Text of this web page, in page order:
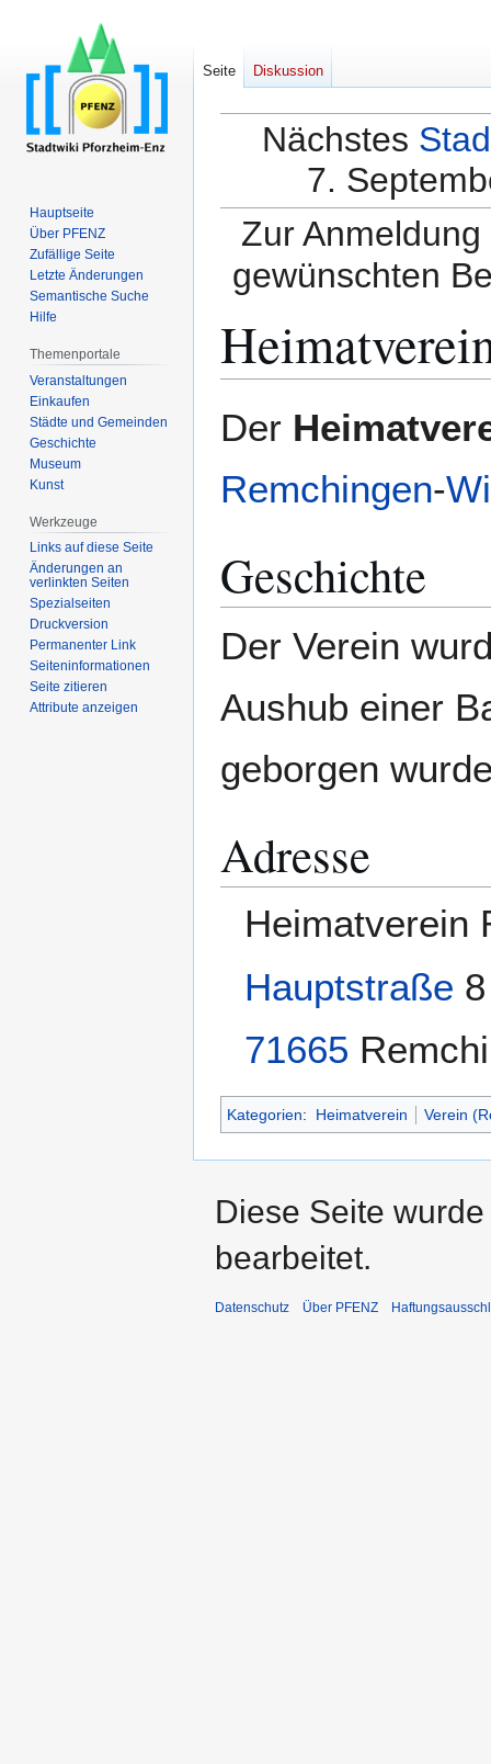
Nächstes
7.
Zur
gewünschten
Navigation
Suche
Der
Remchingen-
Geschichte
Der Verein
Aushub einer
geborgen
Adresse
Heimatverein
Hauptstraße
71665
Kategorien: Heimatverein Verein
Seite Diskussion
Hauptseite
Über PFENZ
Zufällige Seite
Letzte Änderungen
Semantische Suche
Hilfe
Themenportale
Veranstaltungen
Einkaufen
Städte und Gemeinden
Geschichte
Museum
Kunst
Werkzeuge
Links auf diese Seite
Änderungen an
verlinkten Seiten
Spezialseiten
Druckversion
Permanenter Link
Seiten­­informationen
Seite zitieren
Attribute anzeigen
Diese Seite
bearbeitet.
Datenschutz Über PFENZ